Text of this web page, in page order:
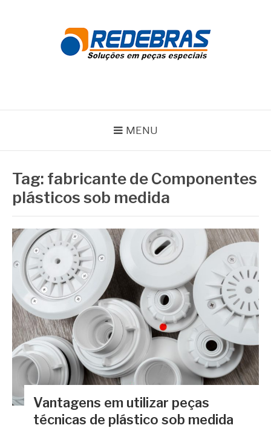
MENU
Tag: fabricante de Componentes
plásticos sob medida
Vantagens em utilizar peças
técnicas de plástico sob medida